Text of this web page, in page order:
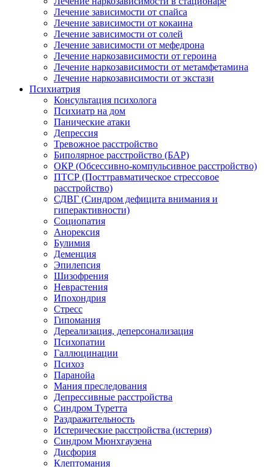
Лечение зависимости от спайса
Лечение зависимости от кокаина
Лечение зависимости от солей
Лечение зависимости от мефедрона
Лечение наркозависимости от героина
Лечение наркозависимости от метамфетамина
Лечение наркозависимости от экстази
Психиатрия
Консультация психолога
Психиатр на дом
Панические атаки
Депрессия
Тревожное расстройство
Биполярное расстройство (БАР)
ОКР (Обсессивно-компульсивное расстройство)
ПТСР (Посттравматическое стрессовое
расстройство)
СДВГ (Синдром дефицита внимания и
гиперактивности)
Социопатия
Анорексия
Булимия
Деменция
Эпилепсия
Шизофрения
Неврастения
Ипохондрия
Стресс
Гипомания
Дереализация, деперсонализация
Психопатии
Галлюцинации
Психоз
Паранойа
Мания преследования
Депрессивные расстройства
Синдром Туретта
Раздражительность
Истерические расстройства (истерия)
Синдром Мюнхгаузена
Дисфория
Клептомания